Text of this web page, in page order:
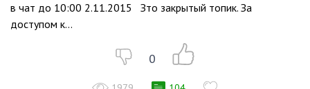
в чат до 10:00 2.11.2015 Зто закрытый топик. За
доступом к...
0